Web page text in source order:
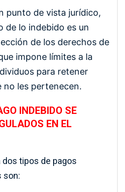
punto de vista jurídico,
de lo indebido es un
de los derechos de
impone límites a la
para retener
no les pertenecen.
INDEBIDO SE
EN EL
dos tipos de pagos
son: